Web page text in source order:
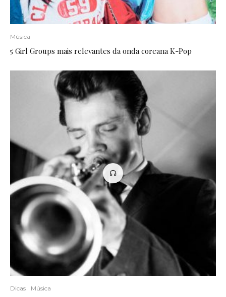
Música
5 Girl Groups mais relevantes da onda coreana K-Pop
Dicas Música